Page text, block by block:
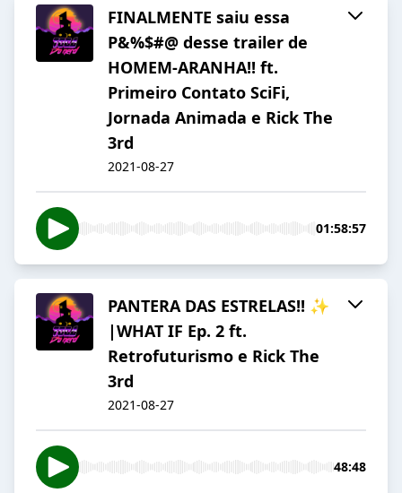
FINALMENTE saiu essa
P&%$#@ desse trailer de
HOMEM-ARANHA!! ft.
Primeiro Contato SciFi,
Jornada Animada e Rick The
3rd
2021-08-27
01:58:57
PANTERA DAS ESTRELAS!! ✨
|WHAT IF Ep. 2 ft.
Retrofuturismo e Rick The
3rd
2021-08-27
48:48